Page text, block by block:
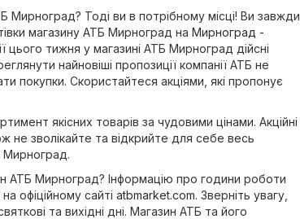
Мирноград? Тоді ви в потрібному місці! Ви завжди
магазину АТБ Мирноград на Мирноград -
цього тижня у магазині АТБ Мирноград дійсні
найновіші пропозиції компанії АТБ не
покупки. Скористайтеся акціями, які пропонує
якісних товарів за чудовими цінами. Акційні
не зволікайте та відкрийте для себе весь
Мирноград.
АТБ Мирноград? Інформацію про години роботи
офіційному сайті atbmarket.com. Зверніть увагу,
та вихідні дні. Магазин АТБ та його